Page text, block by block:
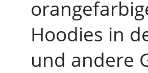
Hoodies in
und andere